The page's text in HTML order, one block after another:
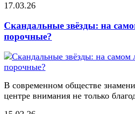
17.03.26
Скандальные звёзды: на
порочные?
В современном обществе
центре внимания не только